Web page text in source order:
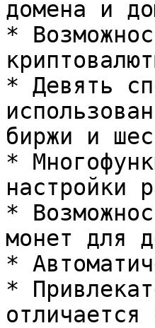
домена и
*
* Девять
биржи и
*
настройки
*
монет для
*
*